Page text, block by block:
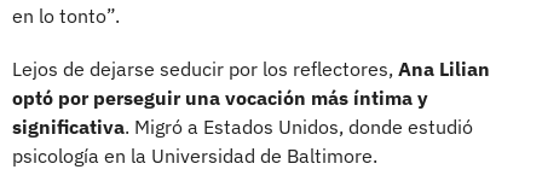
en lo tonto”.
Lejos de dejarse seducir por los reflectores, Ana Lilian
optó por perseguir una vocación más íntima y
significativa. Migró a Estados Unidos, donde estudió
psicología en la Universidad de Baltimore.